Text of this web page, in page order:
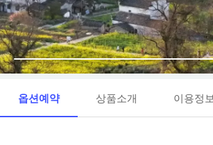
옵션예약 상품소개 이용정